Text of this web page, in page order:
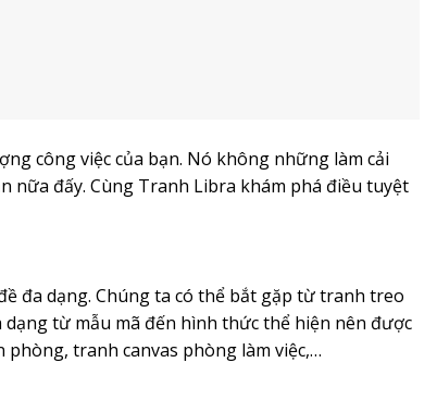
công việc của bạn. Nó không những làm cải
nữa đấy. Cùng Tranh Libra khám phá điều tuyệt
đa dạng. Chúng ta có thể bắt gặp từ tranh treo
từ mẫu mã đến hình thức thể hiện nên được
tranh canvas phòng làm việc,…